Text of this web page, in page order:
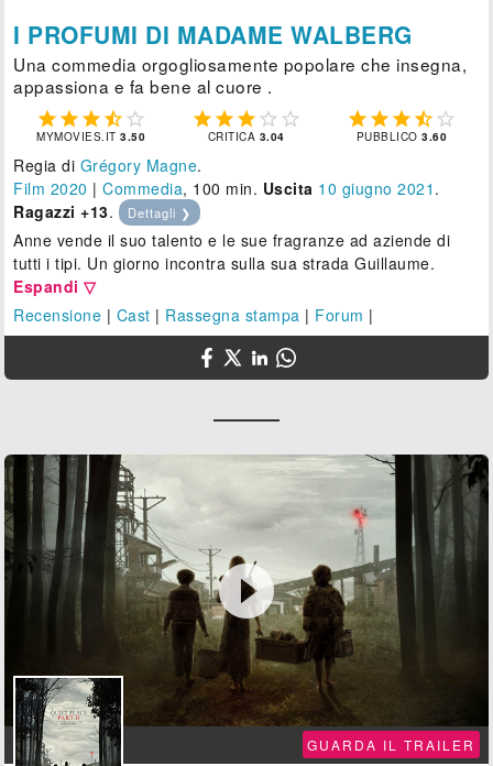
I PROFUMI DI MADAME WALBERG
Una commedia orgogliosamente popolare che insegna,
appassiona e fa bene al cuore .
    
MYMOVIES.IT3.50
    
CRITICA 3.04
    
PUBBLICO3.60
Regia di Grégory Magne.
Film 2020 |Commedia, 100 min. Uscita 10 giugno 2021 .
Ragazzi +13. Dettagli ❯
Anne vende il suo talento e le sue fragranze ad aziende di
tutti i tipi. Un giorno incontra sulla sua strada Guillaume.
Espandi ▽
Recensione | Cast | Rassegna stampa | Forum |

GUARDA IL TRAILER